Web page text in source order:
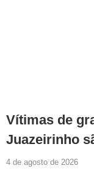
Vítimas de
Juazeirinho
4 de agosto de 2026